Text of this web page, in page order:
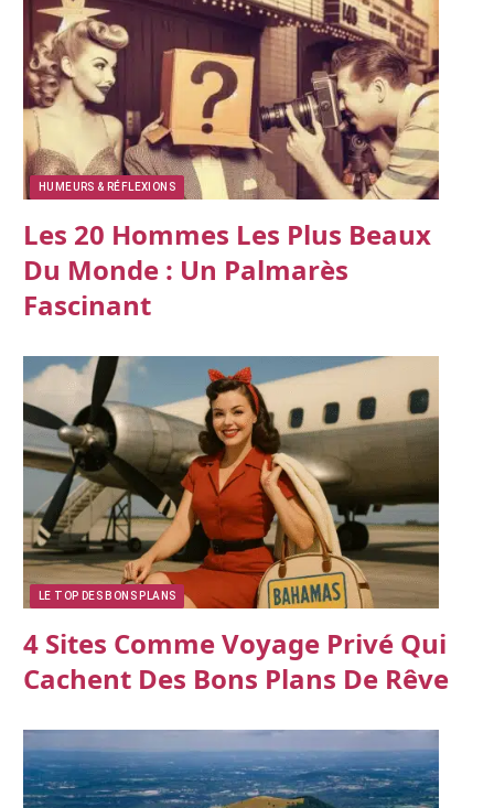
HUMEURS & RÉFLEXIONS
Les 20 Hommes Les Plus Beaux
Du Monde : Un Palmarès
Fascinant
LE TOP DES BONS PLANS
4 Sites Comme Voyage Privé Qui
Cachent Des Bons Plans De Rêve